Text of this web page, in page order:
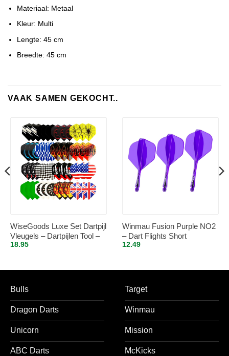
Materiaal: Metaal
Kleur: Multi
Lengte: 45 cm
Breedte: 45 cm
VAAK SAMEN GEKOCHT..
WiseGoods Luxe Set Dartpijl
Vleugels – Dartpijlen Tool –
Dart Flights – Tools Darts –
18.95
Winmau Fusion Purple NO2
– Dart Flights Short
12.49
Bulls
Dragon Darts
Unicorn
ABC Darts
Target
Winmau
Mission
McKicks